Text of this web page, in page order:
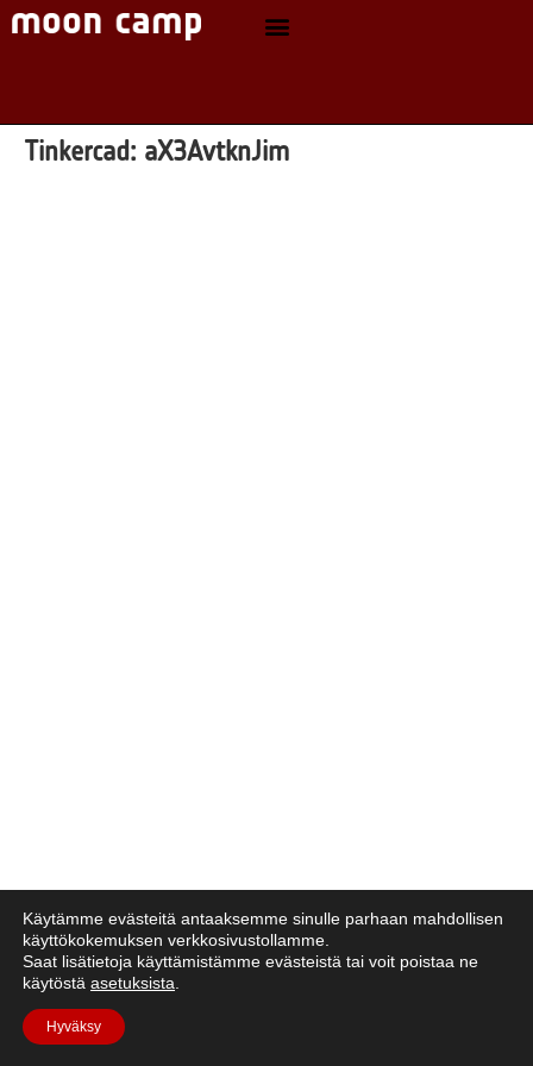
Tinkercad: aX3AvtknJim
Käytämme evästeitä antaaksemme sinulle parhaan mahdollisen
käyttökokemuksen verkkosivustollamme.
Saat lisätietoja käyttämistämme evästeistä tai voit poistaa ne
käytöstä asetuksista
Hyväksy